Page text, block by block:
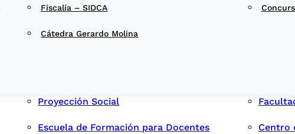
Cátedra Gerardo Molina
Fiscalía – SIDCA
Proyección Social
Escuela de Formación para Docentes Centro